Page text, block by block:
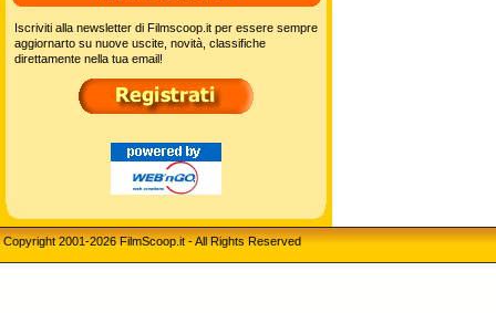
Iscriviti alla newsletter di Filmscoop.it per essere sempre
aggiornarto su nuove uscite, novità, classifiche
direttamente nella tua email!
Copyright 2001-2026 FilmScoop.it - All Rights Reserved